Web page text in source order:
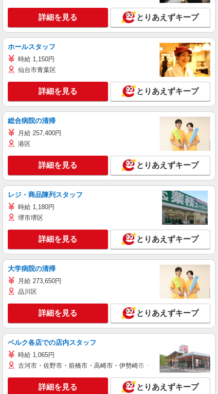
詳細を見る とりあえずキープ
ホールスタッフ
時給 1,150円
仙台市青葉区
詳細を見る とりあえずキープ
総合病院の清掃
月給 257,400円
港区
詳細を見る とりあえずキープ
レジ・商品陳列スタッフ
時給 1,180円
堺市堺区
詳細を見る とりあえずキープ
大学病院の清掃
月給 273,650円
品川区
詳細を見る とりあえずキープ
ベルク各店での店内スタッフ
時給 1,065円
古河市・佐野市・前橋市・高崎市・伊勢崎市・太田市・館林市・藤
詳細を見る とりあえずキープ